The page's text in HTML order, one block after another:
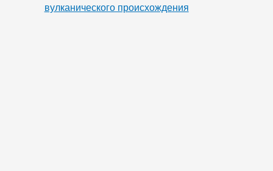
вулканического происхождения